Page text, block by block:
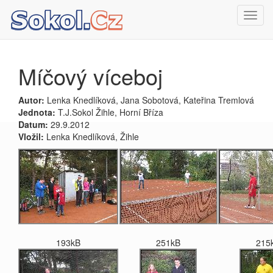
Míčový víceboj
Autor: Lenka Knedlíková, Jana Sobotová, Kateřina Tremlová
Jednota: T.J.Sokol Žihle, Horní Bříza
Datum: 29.9.2012
Vložil: Lenka Knedlíková, Žihle
193kB 251kB